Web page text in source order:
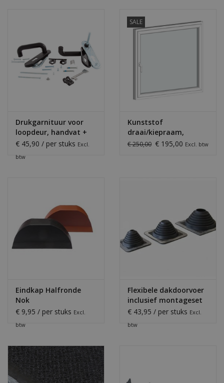
Drukgarnituur voor
loopdeur, handvat +
sluitplaat
€ 45,90 / per stuks Excl.
btw
SALE
Kunststof
draai/kiepraam,
geïsoleerd, 1200 x 1050
€ 250,00 € 195,00 Excl. btw
Eindkap Halfronde
Nok
€ 9,95 / per stuks Excl.
btw
Flexibele dakdoorvoer
inclusief montageset
€ 43,95 / per stuks Excl.
btw